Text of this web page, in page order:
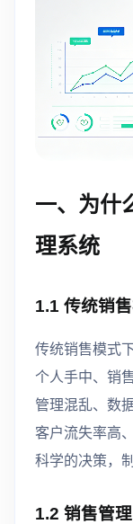
一、为什
理系统
1.1 传统销
传统销售模式
个人手中、销
管理混乱、数
客户流失率高
科学的决策，
1.2 销售管